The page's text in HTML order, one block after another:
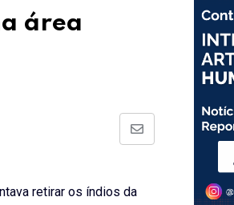
área
Share
retirar os índios da